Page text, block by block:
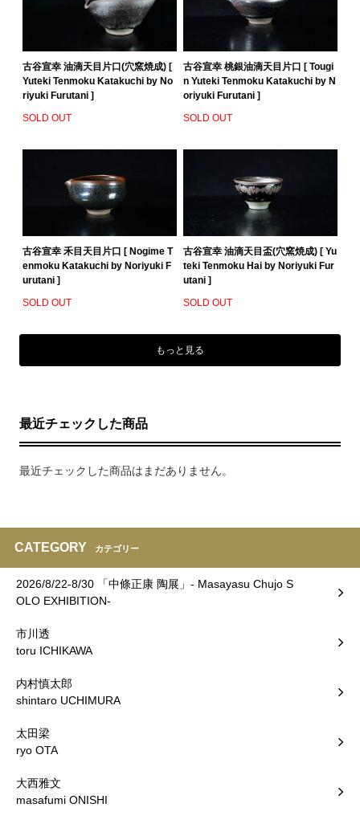
古谷宣幸 油滴天目片口(穴窯焼成) [
Yuteki Tenmoku Katakuchi by No
riyuki Furutani ]
SOLD OUT
古谷宣幸 桃銀油滴天目片口 [ Tougi
n Yuteki Tenmoku Katakuchi by N
oriyuki Furutani ]
SOLD OUT
古谷宣幸 禾目天目片口 [ Nogime T
enmoku Katakuchi by Noriyuki F
urutani ]
SOLD OUT
古谷宣幸 油滴天目盃(穴窯焼成) [ Yu
teki Tenmoku Hai by Noriyuki Fur
utani ]
SOLD OUT
もっと見る
最近チェックした商品
最近チェックした商品はまだありません。
CATEGORY カテゴリー
2026/8/22-8/30 「中條正康 陶展」- Masayasu Chujo S
OLO EXHIBITION-
市川透
toru ICHIKAWA
内村慎太郎
shintaro UCHIMURA
太田梁
ryo OTA
大西雅文
masafumi ONISHI